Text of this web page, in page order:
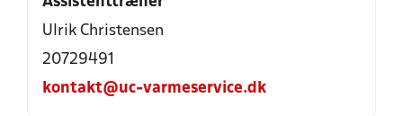
Ulrik Christensen
20729491
kontakt@uc-varmeservice.dk